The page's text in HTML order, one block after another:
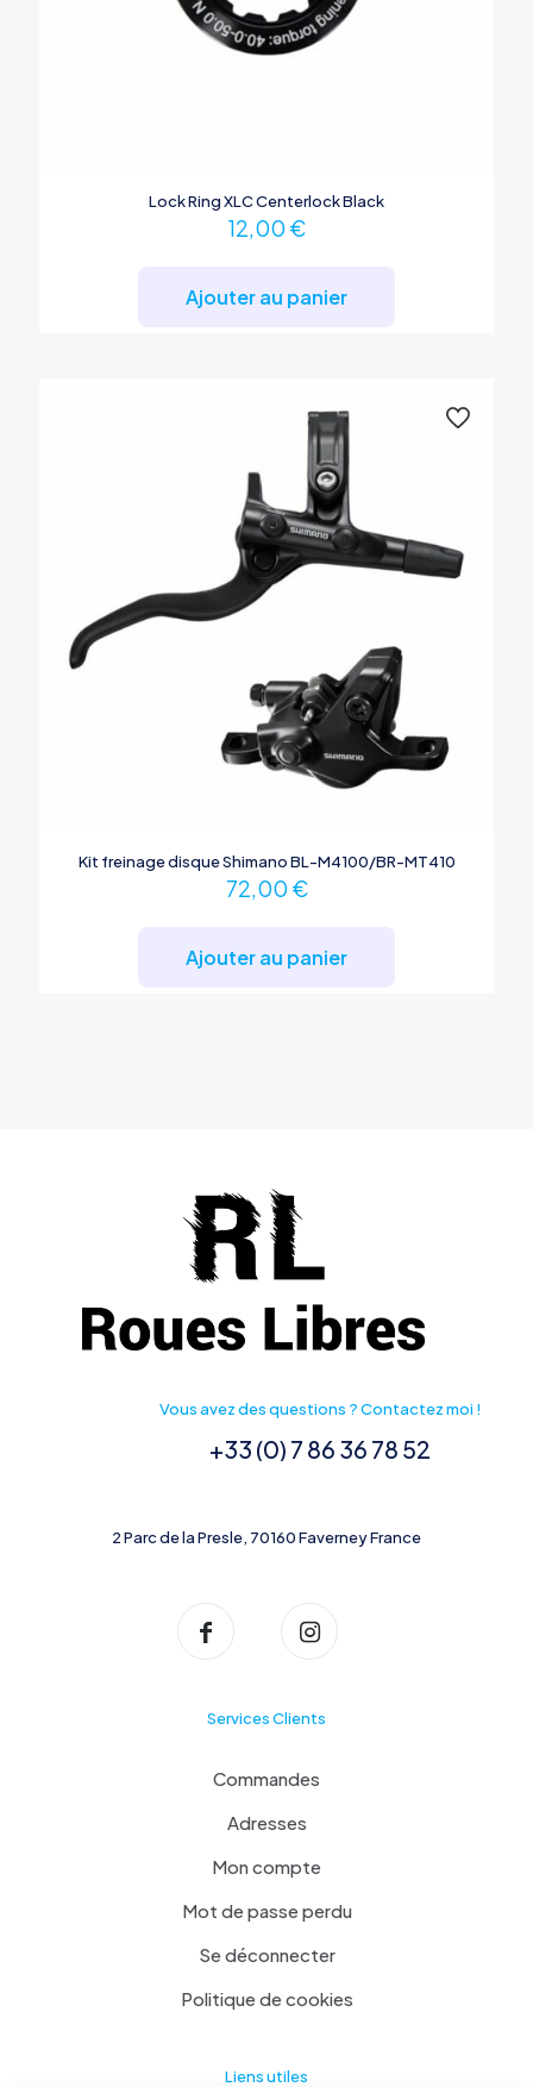
Lock Ring XLC Centerlock Black
12,00 €
Ajouter au panier
Kit freinage disque Shimano BL-M4100/BR-MT410
72,00 €
Ajouter au panier
Vous avez des questions ? Contactez moi !
+33 (0) 7 86 36 78 52
2 Parc de la Presle, 70160 Faverney France
Services Clients
Commandes
Adresses
Mon compte
Mot de passe perdu
Se déconnecter
Politique de cookies
Liens utiles